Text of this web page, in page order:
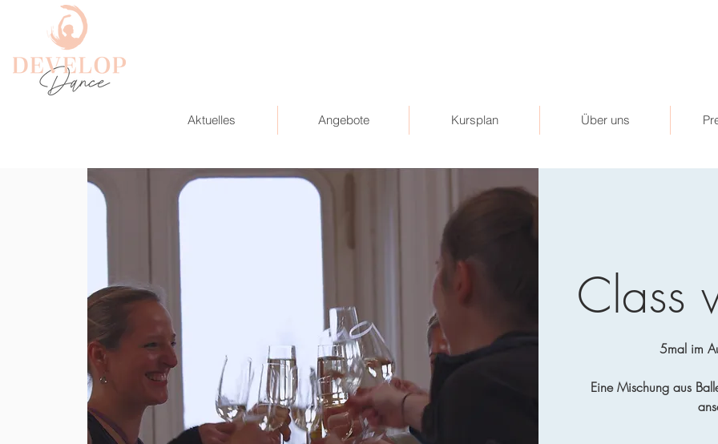
Aktuelles Angebote Kursplan Über uns
Class
5mal im
Eine Mischung aus